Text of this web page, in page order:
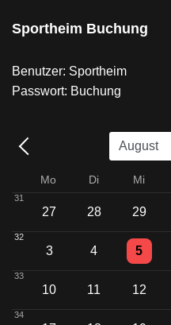
Sportheim Buchung
Benutzer: Sportheim
Passwort: Buchung
Mo Di Mi
31
27 28 29
32
3 4 5
Einzelne
33
10 11 12
34